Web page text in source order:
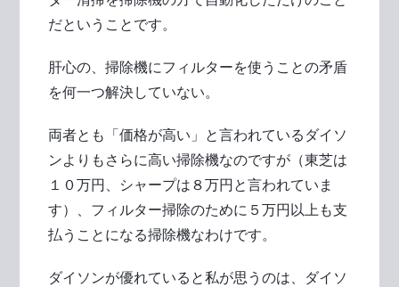
だということです。
肝心の、掃除機にフィルターを使うことの矛盾
を何一つ解決していない。
両者とも「価格が高い」と言われているダイソ
ンよりもさらに高い掃除機なのですが（東芝は
１０万円、シャープは８万円と言われていま
す）、フィルター掃除のために５万円以上も支
払うことになる掃除機なわけです。
ダイソンが優れていると私が思うのは、ダイソ